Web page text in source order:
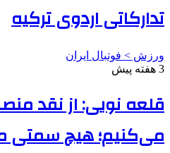
تدارکاتی اردوی ترکیه
ورزش > فوتبال ایران
3 هفته پیش
قلعه نویی: از نقد
می‌کنیم؛ هیچ سمتی